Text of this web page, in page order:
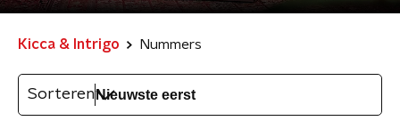
Kicca & Intrigo Nummers
Sorteren